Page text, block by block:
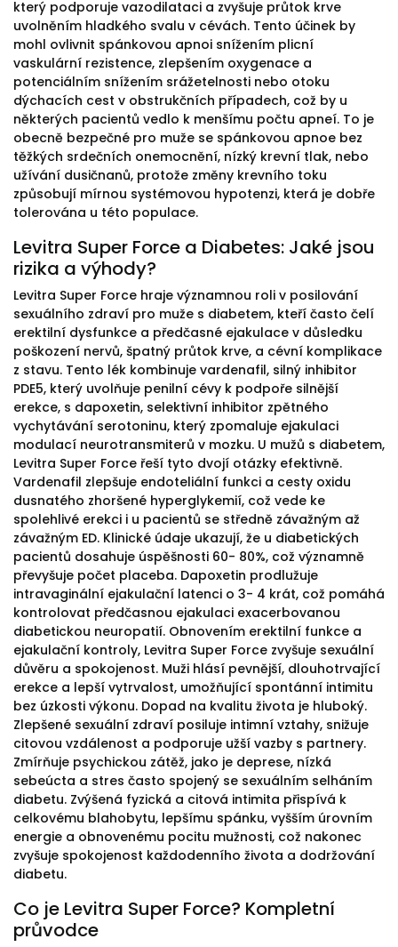
který podporuje vazodilataci a zvyšuje průtok krve
uvolněním hladkého svalu v cévách. Tento účinek by
mohl ovlivnit spánkovou apnoi snížením plicní
vaskulární rezistence, zlepšením oxygenace a
potenciálním snížením srážetelnosti nebo otoku
dýchacích cest v obstrukčních případech, což by u
některých pacientů vedlo k menšímu počtu apneí. To je
obecně bezpečné pro muže se spánkovou apnoe bez
těžkých srdečních onemocnění, nízký krevní tlak, nebo
užívání dusičnanů, protože změny krevního toku
způsobují mírnou systémovou hypotenzi, která je dobře
tolerována u této populace.
Levitra Super Force a Diabetes: Jaké jsou
rizika a výhody?
Levitra Super Force hraje významnou roli v posilování
sexuálního zdraví pro muže s diabetem, kteří často čelí
erektilní dysfunkce a předčasné ejakulace v důsledku
poškození nervů, špatný průtok krve, a cévní komplikace
z stavu. Tento lék kombinuje vardenafil, silný inhibitor
PDE5, který uvolňuje penilní cévy k podpoře silnější
erekce, s dapoxetin, selektivní inhibitor zpětného
vychytávání serotoninu, který zpomaluje ejakulaci
modulací neurotransmiterů v mozku. U mužů s diabetem,
Levitra Super Force řeší tyto dvojí otázky efektivně.
Vardenafil zlepšuje endoteliální funkci a cesty oxidu
dusnatého zhoršené hyperglykemií, což vede ke
spolehlivé erekci i u pacientů se středně závažným až
závažným ED. Klinické údaje ukazují, že u diabetických
pacientů dosahuje úspěšnosti 60- 80%, což významně
převyšuje počet placeba. Dapoxetin prodlužuje
intravaginální ejakulační latenci o 3- 4 krát, což pomáhá
kontrolovat předčasnou ejakulaci exacerbovanou
diabetickou neuropatií. Obnovením erektilní funkce a
ejakulační kontroly, Levitra Super Force zvyšuje sexuální
důvěru a spokojenost. Muži hlásí pevnější, dlouhotrvající
erekce a lepší vytrvalost, umožňující spontánní intimitu
bez úzkosti výkonu. Dopad na kvalitu života je hluboký.
Zlepšené sexuální zdraví posiluje intimní vztahy, snižuje
citovou vzdálenost a podporuje užší vazby s partnery.
Zmírňuje psychickou zátěž, jako je deprese, nízká
sebeúcta a stres často spojený se sexuálním selháním
diabetu. Zvýšená fyzická a citová intimita přispívá k
celkovému blahobytu, lepšímu spánku, vyšším úrovním
energie a obnovenému pocitu mužnosti, což nakonec
zvyšuje spokojenost každodenního života a dodržování
diabetu.
Co je Levitra Super Force? Kompletní
průvodce